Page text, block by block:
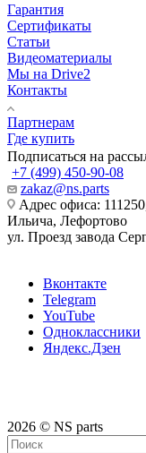
Гарантия
Сертификаты
Статьи
Видеоматериалы
Мы на Drive2
Контакты
Партнерам
Где купить
Подписаться на
+7 (499) 450-90-08
zakaz@ns.parts
Адрес офиса:
Ильича, Лефортово
ул. Проезд завода
Вконтакте
Telegram
YouTube
Одноклассники
Яндекс.Дзен
2026 © NS parts